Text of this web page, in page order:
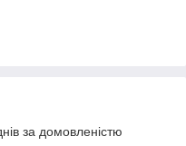
за домовленістю